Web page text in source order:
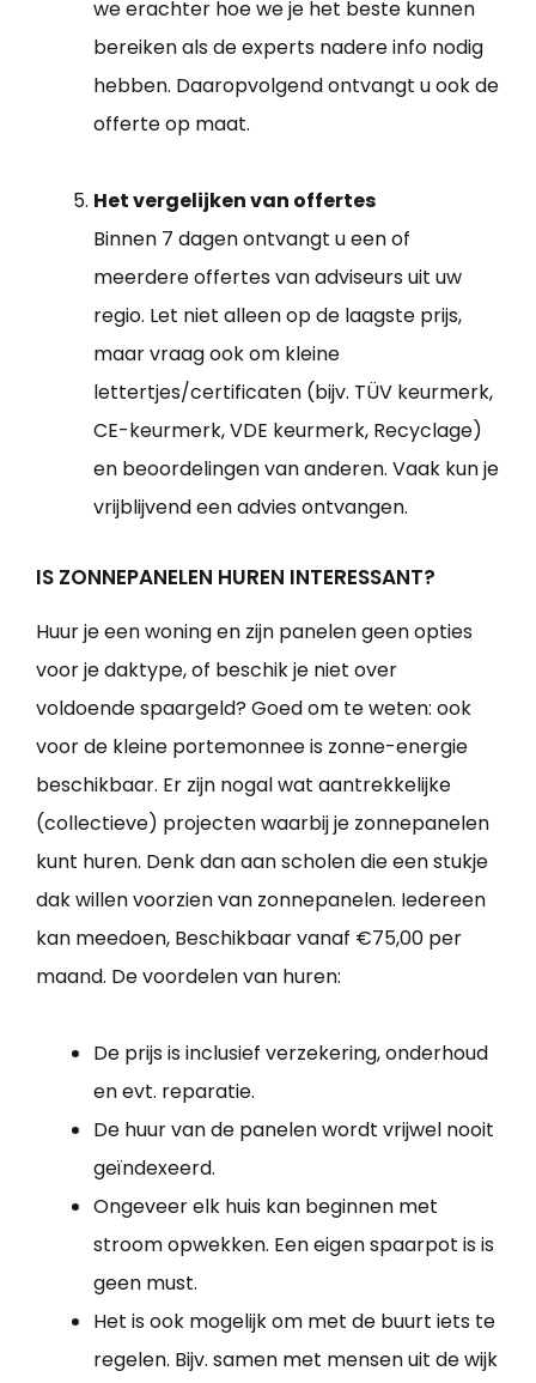
we erachter hoe we je het beste kunnen
bereiken als de experts nadere info nodig
hebben. Daaropvolgend ontvangt u ook de
offerte op maat.
Het vergelijken van offertes
Binnen 7 dagen ontvangt u een of
meerdere offertes van adviseurs uit uw
regio. Let niet alleen op de laagste prijs,
maar vraag ook om kleine
lettertjes/certificaten (bijv. TÜV keurmerk,
CE-keurmerk, VDE keurmerk, Recyclage)
en beoordelingen van anderen. Vaak kun je
vrijblijvend een advies ontvangen.
IS ZONNEPANELEN HUREN INTERESSANT?
Huur je een woning en zijn panelen geen opties
voor je daktype, of beschik je niet over
voldoende spaargeld? Goed om te weten: ook
voor de kleine portemonnee is zonne-energie
beschikbaar. Er zijn nogal wat aantrekkelijke
(collectieve) projecten waarbij je zonnepanelen
kunt huren. Denk dan aan scholen die een stukje
dak willen voorzien van zonnepanelen. Iedereen
kan meedoen, Beschikbaar vanaf €75,00 per
maand. De voordelen van huren:
De prijs is inclusief verzekering, onderhoud
en evt. reparatie.
De huur van de panelen wordt vrijwel nooit
geïndexeerd.
Ongeveer elk huis kan beginnen met
stroom opwekken. Een eigen spaarpot is is
geen must.
Het is ook mogelijk om met de buurt iets te
regelen. Bijv. samen met mensen uit de wijk